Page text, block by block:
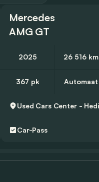
Mercedes
AMG GT
2025 26 516 km
367 pk Automaat
Car-Pass